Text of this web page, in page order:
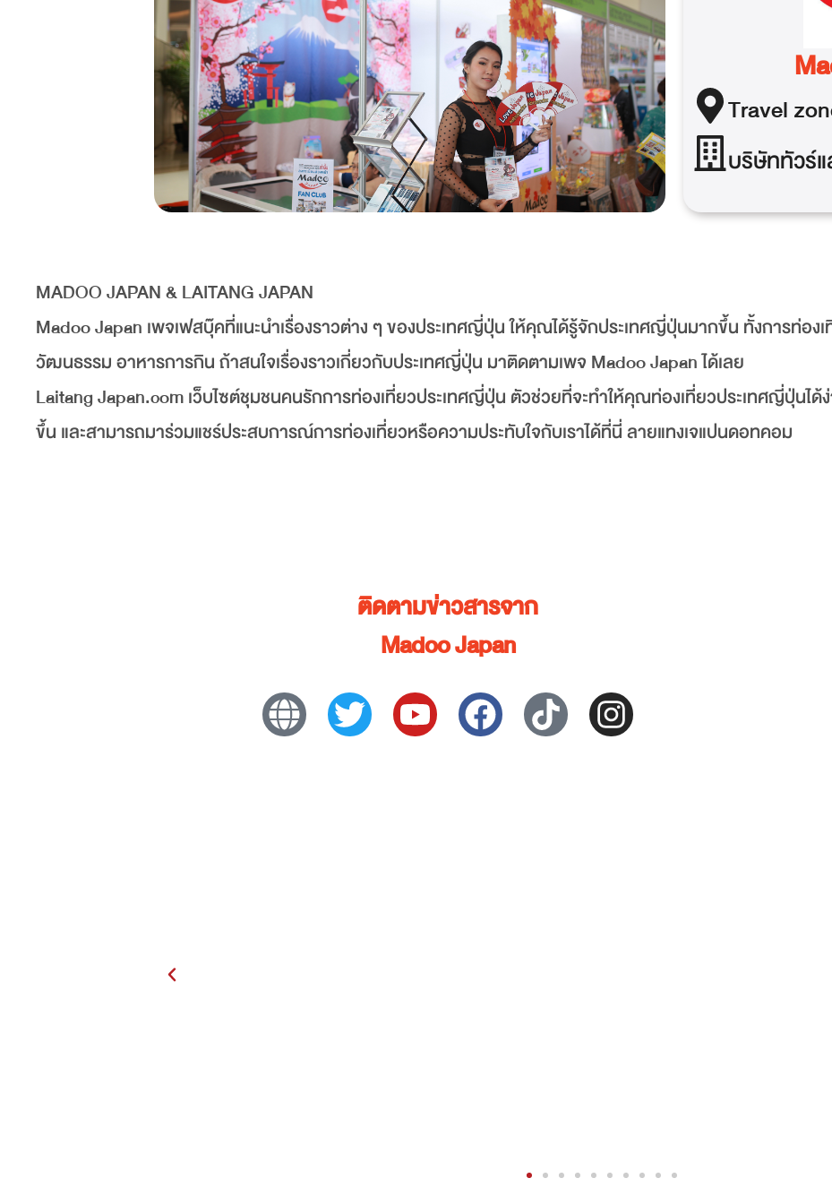
Travel
บริษัททัวร์
MADOO JAPAN & LAITANG JAPAN
Madoo Japan เพจเฟสบุ๊คที่แนะนำเรื่องราวต่าง ๆ ของประเทศญี่ปุ่น ให้คุณได้รู้จักประเทศญี่ปุ่นมากขึ้น ทั้งการท่อง
วัฒนธรรม อาหารการกิน ถ้าสนใจเรื่องราวเกี่ยวกับประเทศญี่ปุ่น มาติดตามเพจ Madoo Japan ได้เลย
Laitang Japan.com เว็บไซต์ชุมชนคนรักการท่องเที่ยวประเทศญี่ปุ่น ตัวช่วยที่จะทำให้คุณท่องเที่ยวประเทศญี่ปุ่นได้
ขึ้น และสามารถมาร่วมแชร์ประสบการณ์การท่องเที่ยวหรือความประทับใจกับเราได้ที่นี่ ลายแทงเจแปนดอทคอม
ติดตามข่าวสารจาก
Madoo Japan